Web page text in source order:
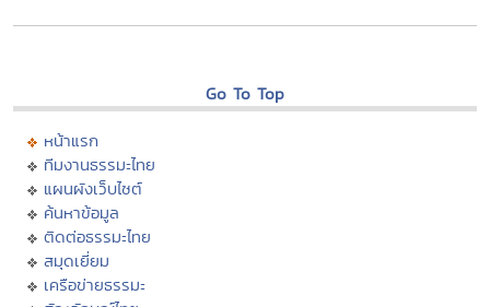
Go To Top
หน้าแรก
ทีมงานธรรมะไทย
แผนผังเว็บไซต์
ค้นหาข้อมูล
ติดต่อธรรมะไทย
สมุดเยี่ยม
เครือข่ายธรรมะ